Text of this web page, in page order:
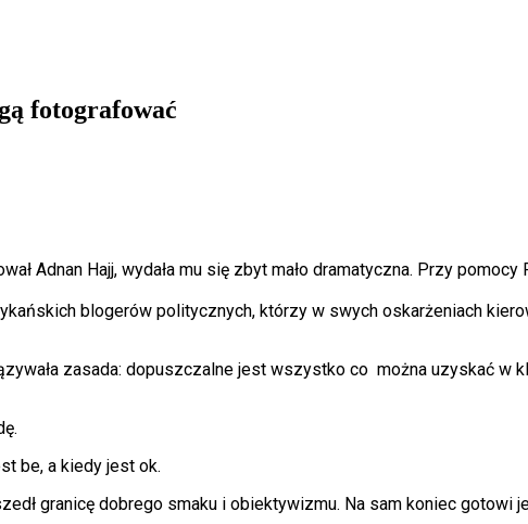
fotografować
Adnan Hajj, wydała mu się zbyt mało dramatyczna. Przy
blogerów politycznych, którzy w swych oskarżeniach
zasada: dopuszczalne jest wszystko co można uzyskać w
be, a kiedy jest ok.
granicę dobrego smaku i obiektywizmu. Na sam koniec